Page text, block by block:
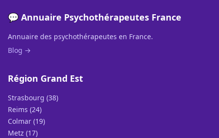
💬 Annuaire Psychothérapeutes France
Annuaire des psychothérapeutes en France.
Blog →
Région Grand Est
Strasbourg (38)
Reims (24)
Colmar (19)
Metz (17)